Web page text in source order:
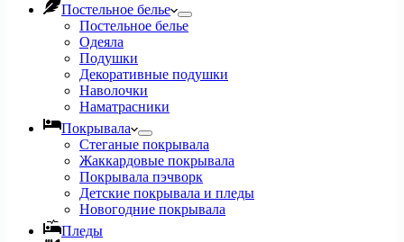
Постельное белье
Постельное белье
Одеяла
Подушки
Декоративные подушки
Наволочки
Наматрасники
Покрывала
Стеганые покрывала
Жаккардовые покрывала
Покрывала пэчворк
Детские покрывала и пледы
Новогодние покрывала
Пледы